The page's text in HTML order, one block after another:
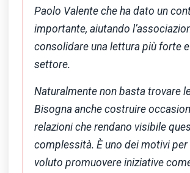
Paolo Valente che ha dato un
importante, aiutando
consolidare una lettura più forte
settore.
Naturalmente non basta trovare
Bisogna anche costruire
relazioni che rendano visibile
complessità. È uno dei motivi
voluto promuovere iniziative